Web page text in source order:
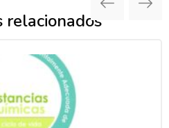
relacionados